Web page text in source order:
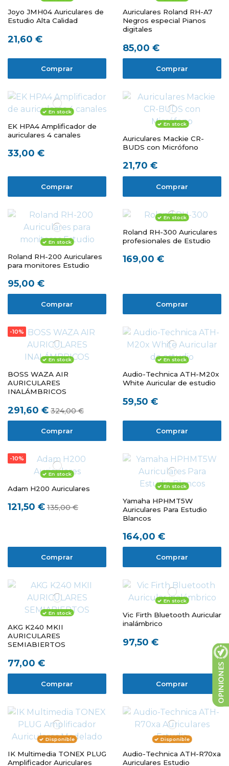
Joyo JMH04 Auriculares de
Estudio Alta Calidad
21,60 €
Comprar
Auriculares Roland RH-A7
Negros especial Pianos
digitales
85,00 €
Comprar
En stock
EK HPA4 Amplificador de
auriculares 4 canales
33,00 €
Comprar
En stock
Auriculares Mackie CR-
BUDS con Micrófono
21,70 €
Comprar
En stock
Roland RH-200 Auriculares
para monitores Estudio
95,00 €
Comprar
En stock
Roland RH-300 Auriculares
profesionales de Estudio
169,00 €
Comprar
-10%
En stock
BOSS WAZA AIR
AURICULARES
INALÁMBRICOS
291,60 € 324,00 €
Comprar
En stock
Audio-Technica ATH-M20x
White Auricular de estudio
59,50 €
Comprar
-10%
En stock
Adam H200 Auriculares
121,50 € 135,00 €
Comprar
En stock
Yamaha HPHMT5W
Auriculares Para Estudio
Blancos
164,00 €
Comprar
En stock
AKG K240 MKII
AURICULARES
SEMIABIERTOS
77,00 €
Comprar
En stock
Vic Firth Bluetooth Auricular
inalámbrico
97,50 €
Comprar
Disponible
IK Multimedia TONEX PLUG
Amplificador Auriculares
Disponible
Audio-Technica ATH-R70xa
Auriculares Estudio